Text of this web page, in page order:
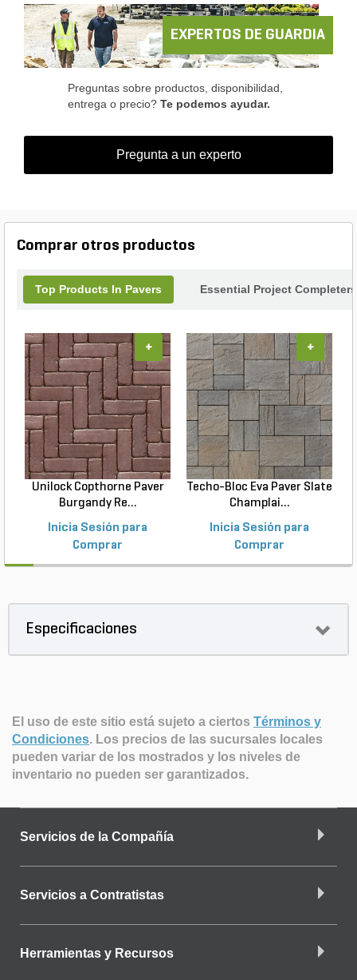
banding in vertical features.
EXPERTOS DE GUARDIA
Preguntas sobre productos, disponibilidad,
entrega o precio? Te podemos ayudar.
Pregunta a un experto
Comprar otros productos
Top Products In Pavers Essential Project Completers
Unilock Copthorne Paver
Burgandy Re...
Inicia Sesión para
Comprar
+
Techo-Bloc Eva Paver Slate
Champlai...
Inicia Sesión para
Comprar
+
Especificaciones
El uso de este sitio está sujeto a ciertos Términos y
Condiciones. Los precios de las sucursales locales
pueden variar de los mostrados y los niveles de
inventario no pueden ser garantizados.
Servicios de la Compañía
Servicios a Contratistas
Herramientas y Recursos